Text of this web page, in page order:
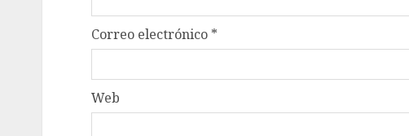
Correo electrónico *
Web